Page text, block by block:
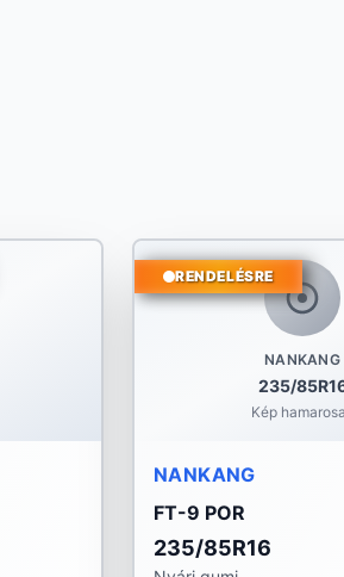
NANKANG
235/
Kép
RENDELÉSRE
NANKANG
FT-9 POR
235/85R16